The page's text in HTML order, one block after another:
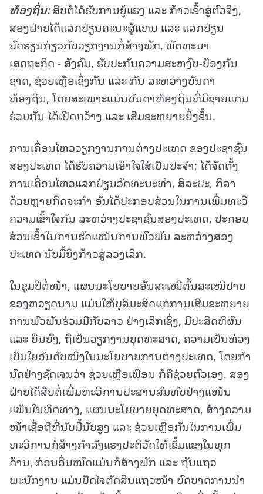
ທ້ອງຖິ່ນ:ສືບຕໍ່ໄດ້ຮັບການຍູ້ແຮງ ແລະ ກ້າວເຂົ້າສູ່ຕົວຈິງ,
ສອງຝ່າຍໄດ້ແລກປ່ຽນຄະນະຜູ້ແທນ ແລະ ແລກປ່ຽນ
ບົດຮຽນກ່ຽວກັບວຽກງານກໍ່ສ້າງພັກ, ພັດທະນາ
ເສດຖະກິດ - ສັງຄົມ, ຮັບປະກັນຄວາມສະຫງົບ-ປ້ອງກັນ
ຊາດ, ຊ່ວຍເຫຼືອເຊິ່ງກັນ ແລະ ກັນ ລະຫວ່າງບັນດາ
ທ້ອງຖິ່ນ, ໂດຍສະເພາະແມ່ນບັນດາທ້ອງຖິ່ນທີ່ມີຊາຍແດນ
ຮ່ວມກັນ ໄດ້ເປີດກວ້າງ ແລະ ເສີມຂະຫຍາຍຍິ່ງຂຶ້ນ.
ການເຄື່ອນໄຫວວຽກງານການຕ່າງປະເທດ ຂອງປະຊາຊົນ
ສອງປະເທດ ໄດ້ຮັບຄວາມເອົາໃຈໃສ່ເປັນປະຈຳ; ໄດ້ຈັດຕັ້ງ
ການເຄື່ອນໄຫວແລກປ່ຽນວັດທະນະທຳ, ສິລະປະ, ກິລາ
ດ້ວຍຫຼາຍກິດຈະກໍາ ອັນໄດ້ປະກອບສ່ວນໃນການເພີ່ມທະວີ
ຄວາມເຂົ້າໃຈກັນ ລະຫວ່າງປະຊາຊົນສອງປະເທດ, ປະກອບ
ສ່ວນເຂົ້າໃນການຮັດແໜ້ນການພົວພັນ ລະຫວ່າງສອງ
ປະເທດ ນັບມື້ຍິ່ງກ້າວສູ່ລວງເລິກ.
ໃນຊຸມປີຕໍ່ໜ້າ, ແຜນນະໂຍບາຍອັນສະເໝີຕົ້ນສະເໝີປາຍ
ຂອງຫວຽດນາມ ແມ່ນໃຫ້ບຸລິມະສິດແກ່ການເສີມຂະຫຍາຍ
ການພົວພັນຮ່ວມມືກັບລາວ ຢ່າງເລິກເຊິ່ງ, ມີປະສິດທິຜົນ
ແລະ ຍືນຍົງ, ຖືເປັນວຽກງານຍຸດທະສາດ, ຄວາມເປັນຫ່ວງ
ເປັນໃຍອັນດັບໜຶ່ງໃນນະໂຍບາຍການຕ່າງປະເທດ, ໂດຍກໍາ
ນົດຢ່າງຊັດເຈນວ່າ ຊ່ວຍເຫຼືອເພື່ອນ ກໍຄືຊ່ວຍຕົວເອງ. ສອງ
ຝ່າຍໄດ້ສືບຕໍ່ເພີ່ມທະວີການປະສານສົມທົບຢ່າງແໜ້ນ
ແຟ້ນໃນທິດທາງ, ແຜນນະໂຍບາຍຍຸດທະສາດ, ສ້າງຄວາມ
ໜ້າເຊື່ອຖືທີ່ນັບມື້ນັບສູງ ແລະ ຊ່ວຍເຫຼືອກັນໃນການເພີ່ມ
ທະວີການກໍ່ສ້າງກຳລັງແຮງປະຕິວັດໃຫ້ເຂັ້ມແຂງໃນທຸກ
ດ້ານ, ກ່ອນອື່ນໝົດແມ່ນກໍ່ສ້າງພັກ ແລະ ຖັນແຖວ
ພະນັກງານ ແມ່ນປັດໄຈຕັດສິນແຖວໜ້າ ບົດບາດການນໍາ